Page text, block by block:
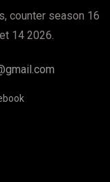
counter season 16
14 2026.